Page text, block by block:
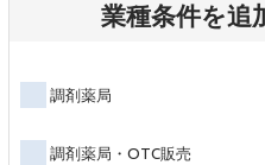
業種条件を追
調剤薬局
調剤薬局・OTC販売